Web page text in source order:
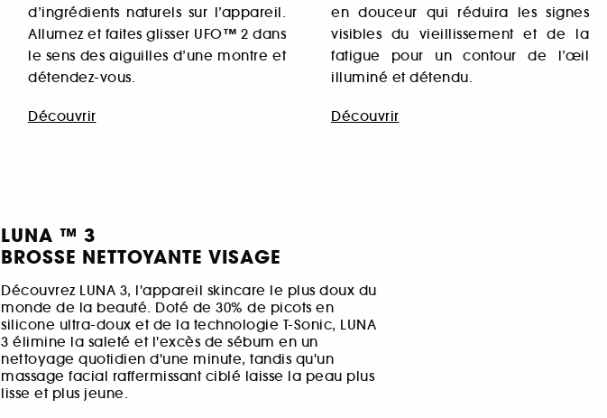
d’ingrédients naturels sur l’appareil.
Allumez et faites glisser UFO™ 2 dans
le sens des aiguilles d’une montre et
détendez-vous.
Découvrir
en douceur qui réduira les signes
visibles du vieillissement et de la
fatigue pour un contour de l’œil
illuminé et détendu.
Découvrir
LUNA ™ 3
BROSSE NETTOYANTE VISAGE
Découvrez LUNA 3, l'appareil skincare le plus doux du
monde de la beauté. Doté de 30% de picots en
silicone ultra-doux et de la technologie T-Sonic, LUNA
3 élimine la saleté et l'excès de sébum en un
nettoyage quotidien d'une minute, tandis qu'un
massage facial raffermissant ciblé laisse la peau plus
lisse et plus jeune.